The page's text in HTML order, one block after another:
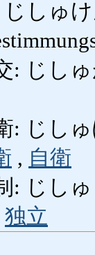
しゅ
: じし
: じしゅ
, 自衛
: じし
独立